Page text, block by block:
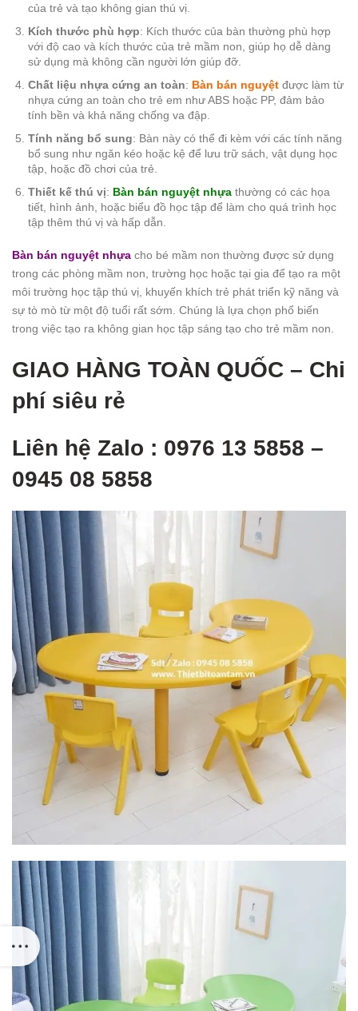
của trẻ và tạo không gian thú vị.
Kích thước phù hợp: Kích thước của bàn thường phù hợp
với độ cao và kích thước của trẻ mầm non, giúp họ dễ dàng
sử dụng mà không cần người lớn giúp đỡ.
Chất liệu nhựa cứng an toàn: Bàn bán nguyệt được làm từ
nhựa cứng an toàn cho trẻ em như ABS hoặc PP, đảm bảo
tính bền và khả năng chống va đập.
Tính năng bổ sung: Bàn này có thể đi kèm với các tính năng
bổ sung như ngăn kéo hoặc kệ để lưu trữ sách, vật dụng học
tập, hoặc đồ chơi của trẻ.
Thiết kế thú vị: Bàn bán nguyệt nhựa thường có các họa
tiết, hình ảnh, hoặc biểu đồ học tập để làm cho quá trình học
tập thêm thú vị và hấp dẫn.
Bàn bán nguyệt nhựa cho bé mầm non thường được sử dụng
trong các phòng mầm non, trường học hoặc tại gia để tạo ra một
môi trường học tập thú vị, khuyến khích trẻ phát triển kỹ năng và
sự tò mò từ một độ tuổi rất sớm. Chúng là lựa chọn phổ biến
trong việc tạo ra không gian học tập sáng tạo cho trẻ mầm non.
GIAO HÀNG TOÀN QUỐC – Chi
phí siêu rẻ
Liên hệ Zalo : 0976 13 5858 –
0945 08 5858